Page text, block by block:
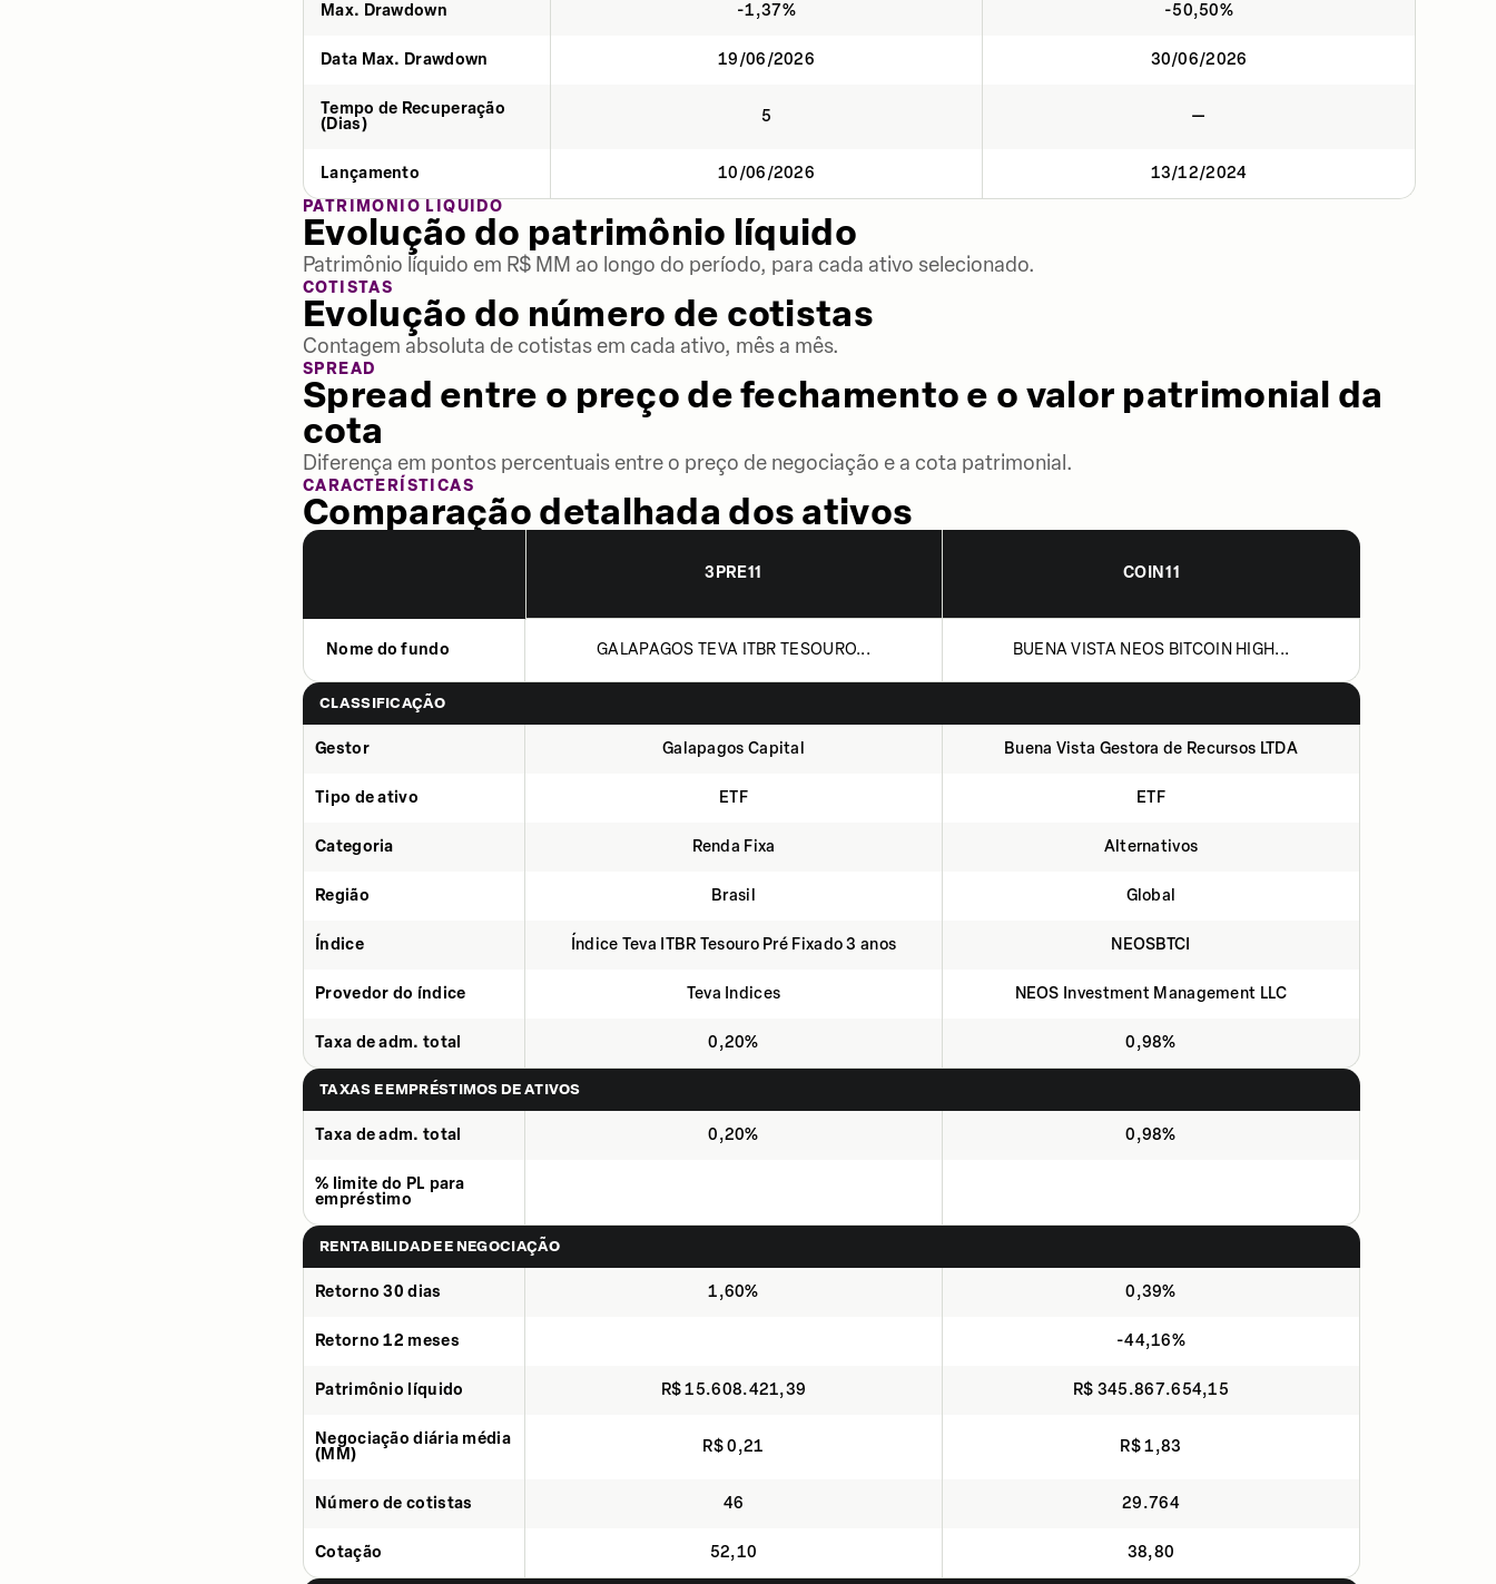
Max. Drawdown -1,37% -50,50%
Data Max. Drawdown 19/06/2026 30/06/2026
Tempo de Recuperação
(Dias)
5 —
Lançamento 10/06/2026
13/12/2024
PATRIMÔNIO LÍQUIDO
Evolução do patrimônio líquido
Patrimônio líquido em R$ MM ao longo do período, para cada ativo selecionado.
COTISTAS
Evolução do número de cotistas
Contagem absoluta de cotistas em cada ativo, mês a mês.
SPREAD
Spread entre o preço de fechamento e o valor patrimonial da
cota
Diferença em pontos percentuais entre o preço de negociação e a cota patrimonial.
CARACTERÍSTICAS
Comparação detalhada dos ativos
3PRE11 COIN11
Nome do fundo GALAPAGOS TEVA ITBR TESOURO... BUENA VISTA NEOS BITCOIN HIGH...
CLASSIFICAÇÃO
Gestor Galapagos Capital Buena Vista Gestora de Recursos LTDA
Tipo de ativo ETF ETF
Categoria Renda Fixa Alternativos
Região Brasil Global
Índice Índice Teva ITBR Tesouro Pré Fixado 3 anos NEOSBTCI
Provedor do índice Teva Indices NEOS Investment Management LLC
Taxa de adm. total 0,20% 0,98%
TAXAS E EMPRÉSTIMOS DE ATIVOS
Taxa de adm. total 0,20% 0,98%
% limite do PL para
empréstimo
RENTABILIDADE E NEGOCIAÇÃO
Retorno 30 dias 1,60% 0,39%
Retorno 12 meses -44,16%
Patrimônio líquido R$ 15.608.421,39 R$ 345.867.654,15
Negociação diária média
(MM)
R$ 0,21 R$ 1,83
Número de cotistas 46 29.764
Cotação 52,10 38,80